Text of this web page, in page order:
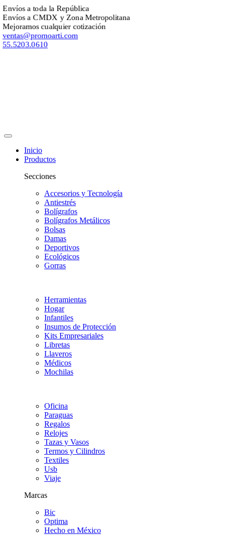
a toda la República
a CMDX y Zona Metropolitana
cualquier cotización
Inicio
Productos
Secciones
Accesorios y Tecnología
Antiestrés
Bolígrafos
Bolígrafos Metálicos
Bolsas
Damas
Deportivos
Ecológicos
Gorras
Herramientas
Hogar
Infantiles
Insumos de Protección
Kits Empresariales
Libretas
Llaveros
Médicos
Mochilas
Oficina
Paraguas
Regalos
Relojes
Tazas y Vasos
Termos y Cilindros
Textiles
Usb
Viaje
Marcas
Bic
Optima
Hecho en México